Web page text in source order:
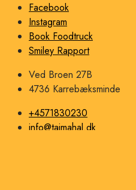
Facebook
Instagram
Book Foodtruck
Smiley Rapport
Ved Broen 27B
4736 Karrebæksminde
+4571830230
info@tajmahal.dk